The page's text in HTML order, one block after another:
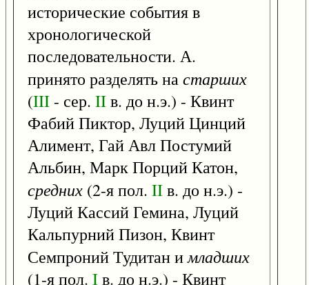
исторические события в
хронологической
последовательности. А.
принято разделять настарших
(III - сер. IIв. до н.э.) - Квинт
Фабий Пиктор, Луций Цинций
Алимент, Гай Авл Постумий
Альбин, Марк Порций Катон,
средних (2-я пол. IIв. до н.э.) -
Луций Кассий Гемина, Луций
Кальпурний Пизон, Квинт
Семпроний Тудитан имладших
(1-я пол. Iв. до н.э.) - Квинт